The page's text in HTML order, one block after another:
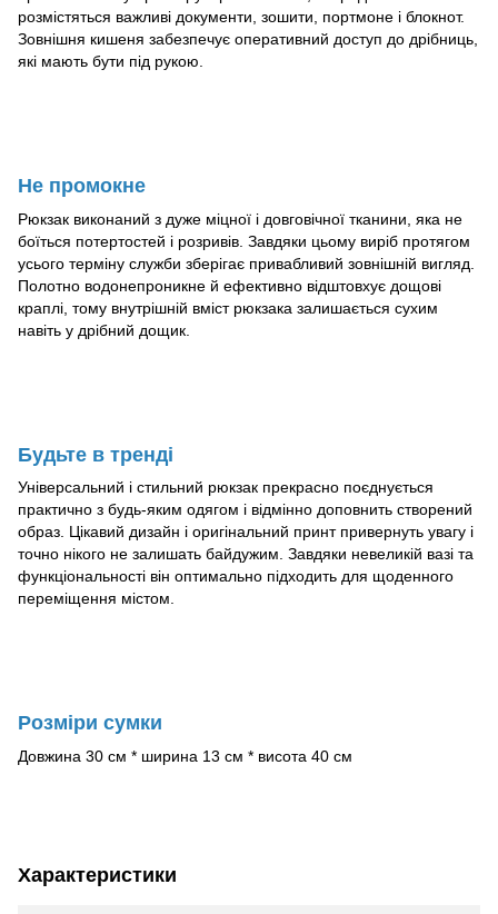
розмістяться важливі документи, зошити, портмоне і блокнот.
Зовнішня кишеня забезпечує оперативний доступ до дрібниць,
які мають бути під рукою.
Не промокне
Рюкзак виконаний з дуже міцної і довговічної тканини, яка не
боїться потертостей і розривів. Завдяки цьому виріб протягом
усього терміну служби зберігає привабливий зовнішній вигляд.
Полотно водонепроникне й ефективно відштовхує дощові
краплі, тому внутрішній вміст рюкзака залишається сухим
навіть у дрібний дощик.
Будьте в тренді
Універсальний і стильний рюкзак прекрасно поєднується
практично з будь-яким одягом і відмінно доповнить створений
образ. Цікавий дизайн і оригінальний принт привернуть увагу і
точно нікого не залишать байдужим. Завдяки невеликій вазі та
функціональності він оптимально підходить для щоденного
переміщення містом.
Розміри сумки
Довжина 30 см * ширина 13 см * висота 40 см
Характеристики